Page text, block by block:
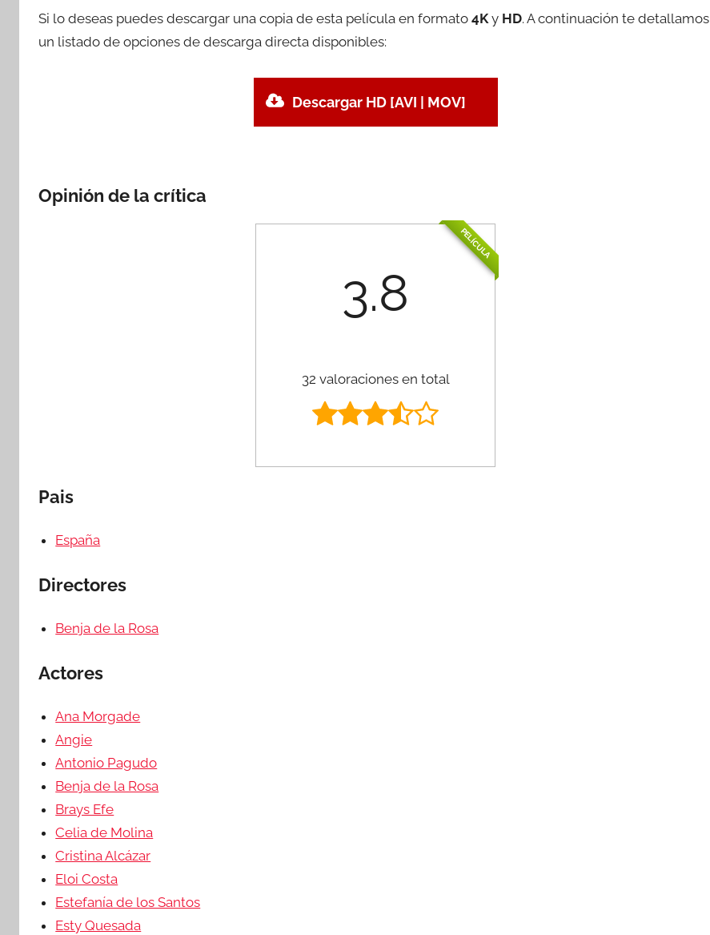
Si lo deseas puedes descargar una copia de esta película en formato 4K y HD. A continuación te detallamos
un listado de opciones de descarga directa disponibles:
Descargar HD [AVI | MOV]
Opinión de la crítica
PELÍCULA
3.8
32 valoraciones en total
Pais
España
Directores
Benja de la Rosa
Actores
Ana Morgade
Angie
Antonio Pagudo
Benja de la Rosa
Brays Efe
Celia de Molina
Cristina Alcázar
Eloi Costa
Estefanía de los Santos
Esty Quesada